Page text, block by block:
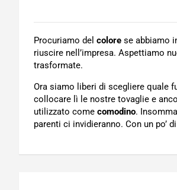
Procuriamo del colore se abbiamo
riuscire nell’impresa. Aspettiamo
trasformate.
Ora siamo liberi di scegliere quale
collocare lì le nostre tovaglie e
utilizzato come comodino.
parenti ci invidieranno. Con un po’